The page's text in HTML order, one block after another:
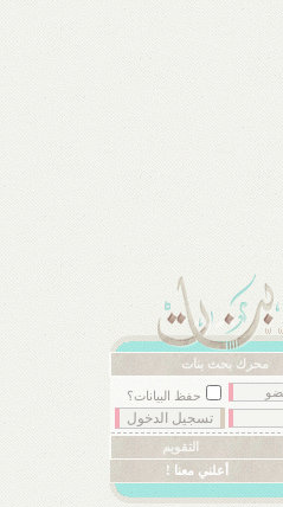
محرك بحث بنات
حفظ البيانات؟
التقويم
أعلني معنا !